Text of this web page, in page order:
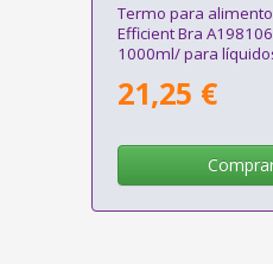
Termo para
Efficient Bra
1000ml/ para
21,25 €